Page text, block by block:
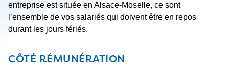
entreprise est située en Alsace-Moselle, ce sont
l’ensemble de vos salariés qui doivent être en repos
durant les jours fériés.
CÔTÉ RÉMUNÉRATION